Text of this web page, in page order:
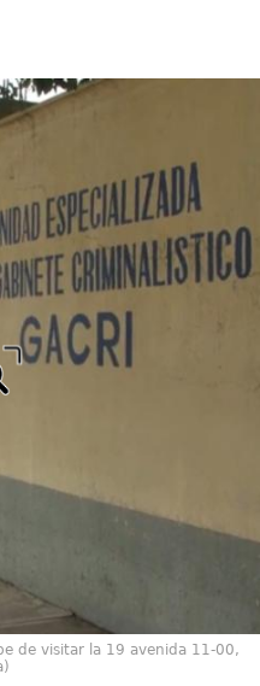
de visitar la 19 avenida 11-00,